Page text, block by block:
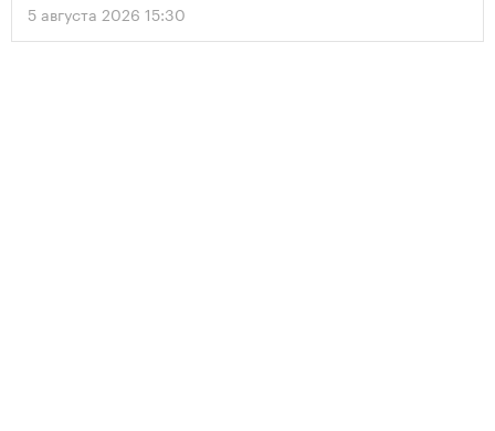
5 августа 2026 15:30